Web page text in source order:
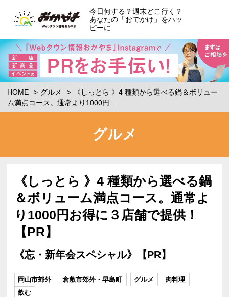
今日何する？週末どこ行く？
あなたの「おでかけ」をハッ
ピーに
HOME グルメ
《しっとら 》4 種類から選べる鍋＆ボリュー
ム満点コース。通常より1000円…
グルメ
《しっとら 》4 種類から選べる鍋
＆ボリューム満点コース。通常よ
り1000円お得に３店舗で提供！
【PR】
《忘・新年会スペシャル》【PR】
岡山市郊外 倉敷市郊外・早島町 グルメ
肉料理
飲む